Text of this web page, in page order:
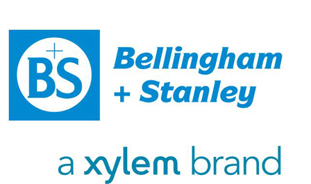
INFICON
INSMARK
IRROMETER
JFE Advantech
KASUGA
KORNO